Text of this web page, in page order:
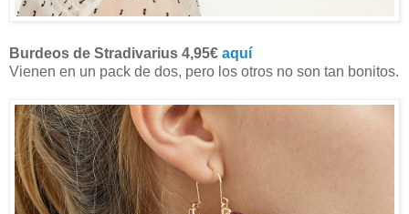
Burdeos de Stradivarius 4,95€ aquí
Vienen en un pack de dos, pero los otros no son tan bonitos.